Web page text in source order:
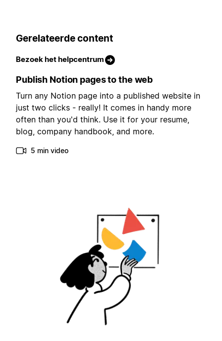
Gerelateerde content
Bezoek het helpcentrum
Publish Notion pages to the web
Turn any Notion page into a published website in
just two clicks - really! It comes in handy more
often than you'd think. Use it for your resume,
blog, company handbook, and more.
5 min video